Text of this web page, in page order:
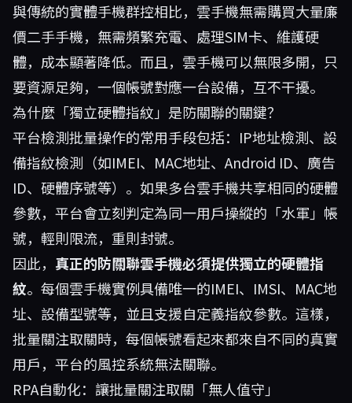
與傳統的實體手機群控相比，雲手機無需購買大量廉
價二手手機，無需頻繁充電、處理SIM卡、維護硬
體，成本顯著降低。而且，雲手機可以無限多開，只
要資源足夠，一個帳號對應一台設備，互不干擾。
為什麼「獨立硬體指紋」是防關聯的關鍵？
平台檢測批量操作的常用手段包括：IP地址檢測、設
備指紋檢測（如IMEI、MAC地址、Android ID、廣告
ID、硬體序號等）。如果多台雲手機共享相同的硬體
參數，平台會立刻判定為同一用戶操縱的「水軍」帳
號，輕則限流，重則封號。
因此， 真正的防關聯雲手機必須提供獨立的硬體指
紋。每個雲手機實例具備唯一的IMEI、IMSI、MAC地
址、設備型號等，並且支援自定義指紋參數。這樣，
批量關注取關時，每個帳號看起來都來自不同的真實
用戶，平台的風控系統無法關聯。
RPA自動化：讓批量關注取關「無人值守」